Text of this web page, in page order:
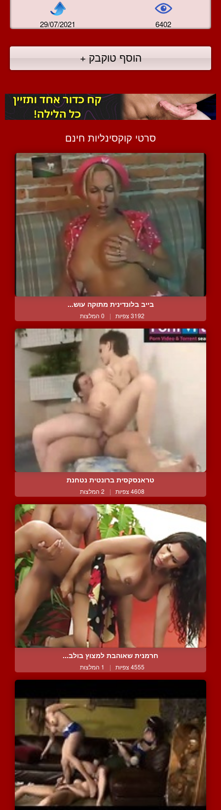
29/07/2021 6402
הוסף טוקבק +
סרטי קוקסינליות חינם
בייב בלונדינית מתוקה עוש...
3192 צפיות | 0 המלצות
טראנסקסית ברונטית נטחנת
4608 צפיות | 2 המלצות
חרמנית שאוהבת למצוץ בולב...
4555 צפיות | 1 המלצות